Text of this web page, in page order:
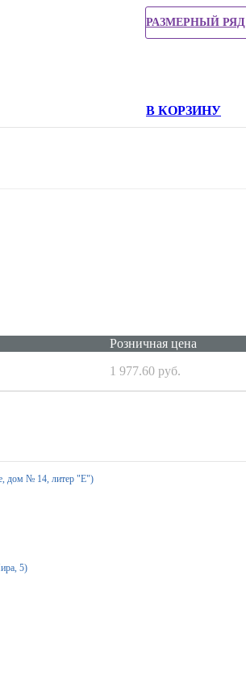
РАЗМЕРНЫЙ РЯД
В КОРЗИНУ
Розничная цена
1 977.60 руб.
дом № 14, литер "Е")
5)